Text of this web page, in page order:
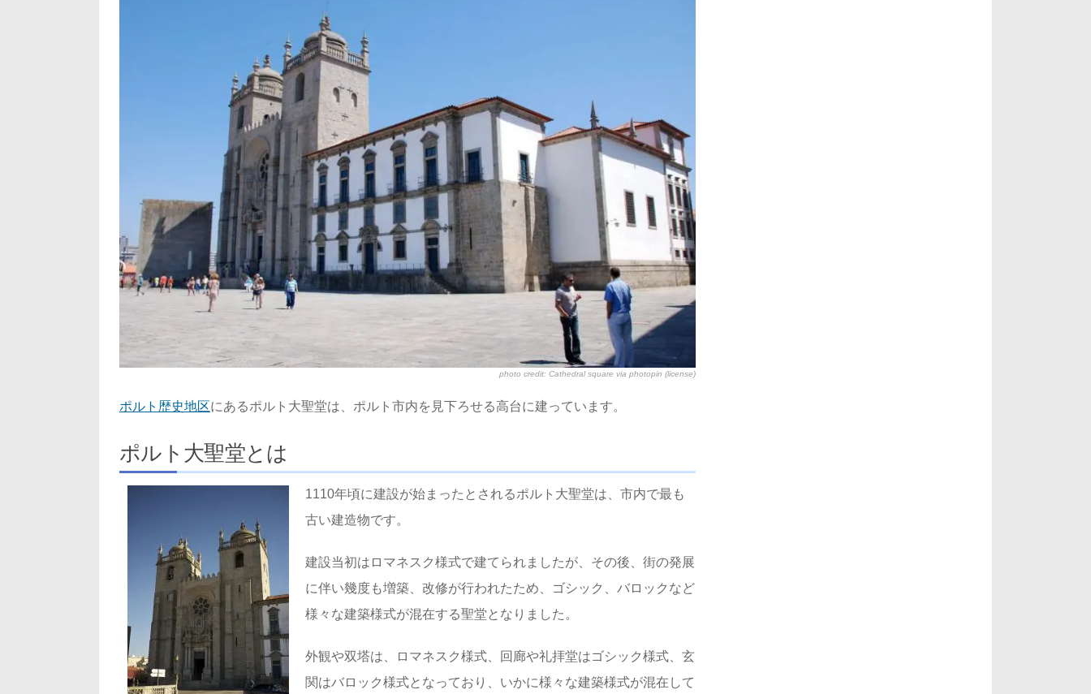
photo credit: Cathedral square via photopin (license)
ポルト歴史地区にあるポルト大聖堂は、ポルト市内を見下ろせる高台に建っています。
ポルト大聖堂とは
1110年頃に建設が始まったとされるポルト大聖堂は、市内で最も
古い建造物です。
建設当初はロマネスク様式で建てられましたが、その後、街の発展
に伴い幾度も増築、改修が行われたため、ゴシック、バロックなど
様々な建築様式が混在する聖堂となりました。
外観や双塔は、ロマネスク様式、回廊や礼拝堂はゴシック様式、玄
関はバロック様式となっており、いかに様々な建築様式が混在して